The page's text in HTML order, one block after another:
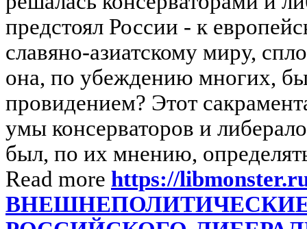
предстоял России - к
славяно-азиатскому миру,
она, по убеждению многих,
провидением? Этот
умы консерваторов и
был, по их мнению,
Read more https://